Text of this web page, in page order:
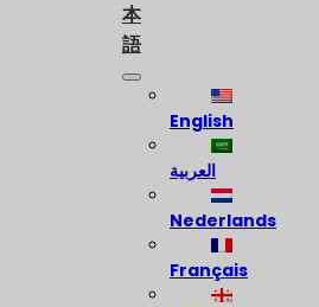
本
語
English
العربية
Nederlands
Français